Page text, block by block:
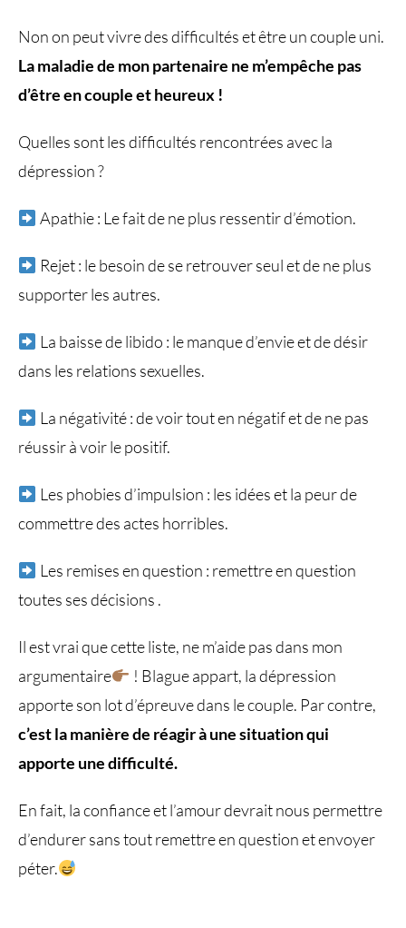
Non on peut vivre des difficultés et être un couple uni.
La maladie de mon partenaire ne m’empêche pas
d’être en couple et heureux !
Quelles sont les difficultés rencontrées avec la
dépression ?
Apathie : Le fait de ne plus ressentir d’émotion.
Rejet : le besoin de se retrouver seul et de ne plus
supporter les autres.
La baisse de libido : le manque d’envie et de désir
dans les relations sexuelles.
La négativité : de voir tout en négatif et de ne pas
réussir à voir le positif.
Les phobies d’impulsion : les idées et la peur de
commettre des actes horribles.
Les remises en question : remettre en question
toutes ses décisions .
Il est vrai que cette liste, ne m’aide pas dans mon
argumentaire
! Blague appart, la dépression
apporte son lot d’épreuve dans le couple. Par contre,
c’est la manière de réagir à une situation qui
apporte une difficulté.
En fait, la confiance et l’amour devrait nous permettre
d’endurer sans tout remettre en question et envoyer
péter.